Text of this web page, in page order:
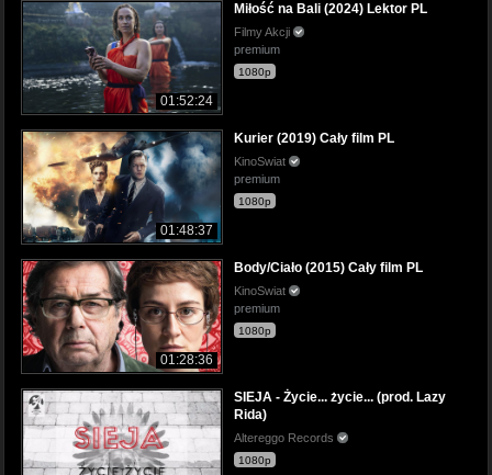
01:52:24
Miłość na Bali (2024) Lektor PL
Filmy Akcji
premium
1080p
01:48:37
Kurier (2019) Cały film PL
KinoSwiat
premium
1080p
01:28:36
Body/Ciało (2015) Cały film PL
KinoSwiat
premium
1080p
SIEJA - Życie... życie... (prod. Lazy
Rida)
Altereggo Records
1080p